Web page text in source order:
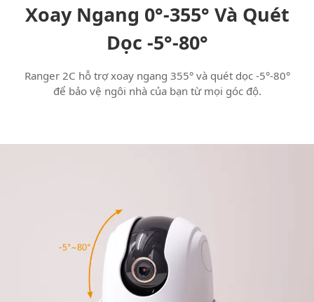
Xoay Ngang 0°-355° Và Quét
Dọc -5°-80°
Ranger 2C hỗ trợ xoay ngang 355° và quét dọc -5°-80°
để bảo vệ ngôi nhà của bạn từ mọi góc độ.